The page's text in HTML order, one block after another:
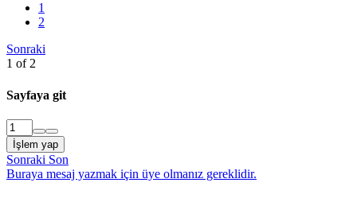
1
2
Sonraki
1 of 2
Sayfaya git
İşlem yap
Sonraki Son
Buraya mesaj yazmak için üye olmanız gereklidir.